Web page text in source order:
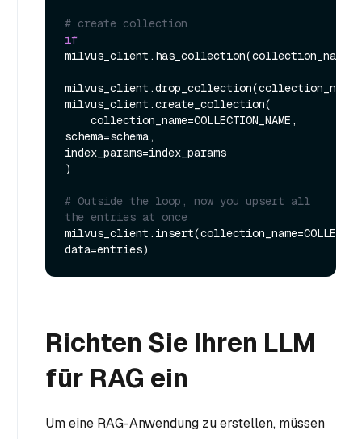
# create collection
if
milvus_client.create_collection(
schema=schema,
index_params=index_params
)
# Outside the loop, now you upsert all
the entries at once
Richten Sie Ihren LLM
für RAG ein
Um eine RAG-Anwendung zu erstellen, müssen